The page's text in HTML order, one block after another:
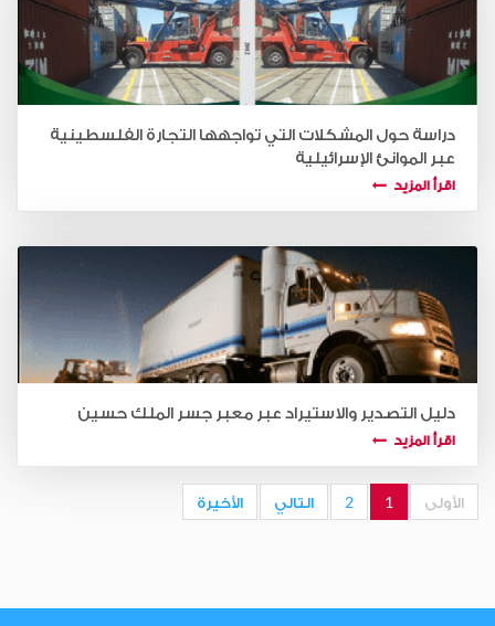
دراسة حول المشكلات التي تواجهها التجارة الفلسطينية
عبر الموانئ الإسرائيلية
اقرأ المزيد
دليل التصدير والاستيراد عبر معبر جسر الملك حسين
اقرأ المزيد
الأولى 1
2 التالي الأخيرة